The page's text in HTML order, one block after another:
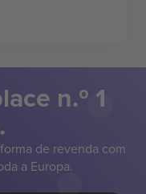
n.º 1
de revenda com
a Europa.